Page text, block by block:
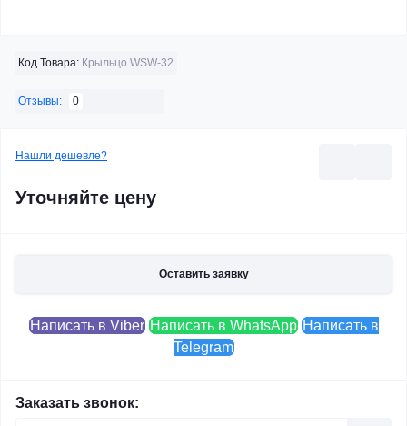
Код Товара: Крыльцо WSW-32
Отзывы: 0
Нашли дешевле?
Уточняйте цену
Оставить заявку
Написать в Viber Написать в WhatsApp Написать в
Telegram
Заказать звонок: